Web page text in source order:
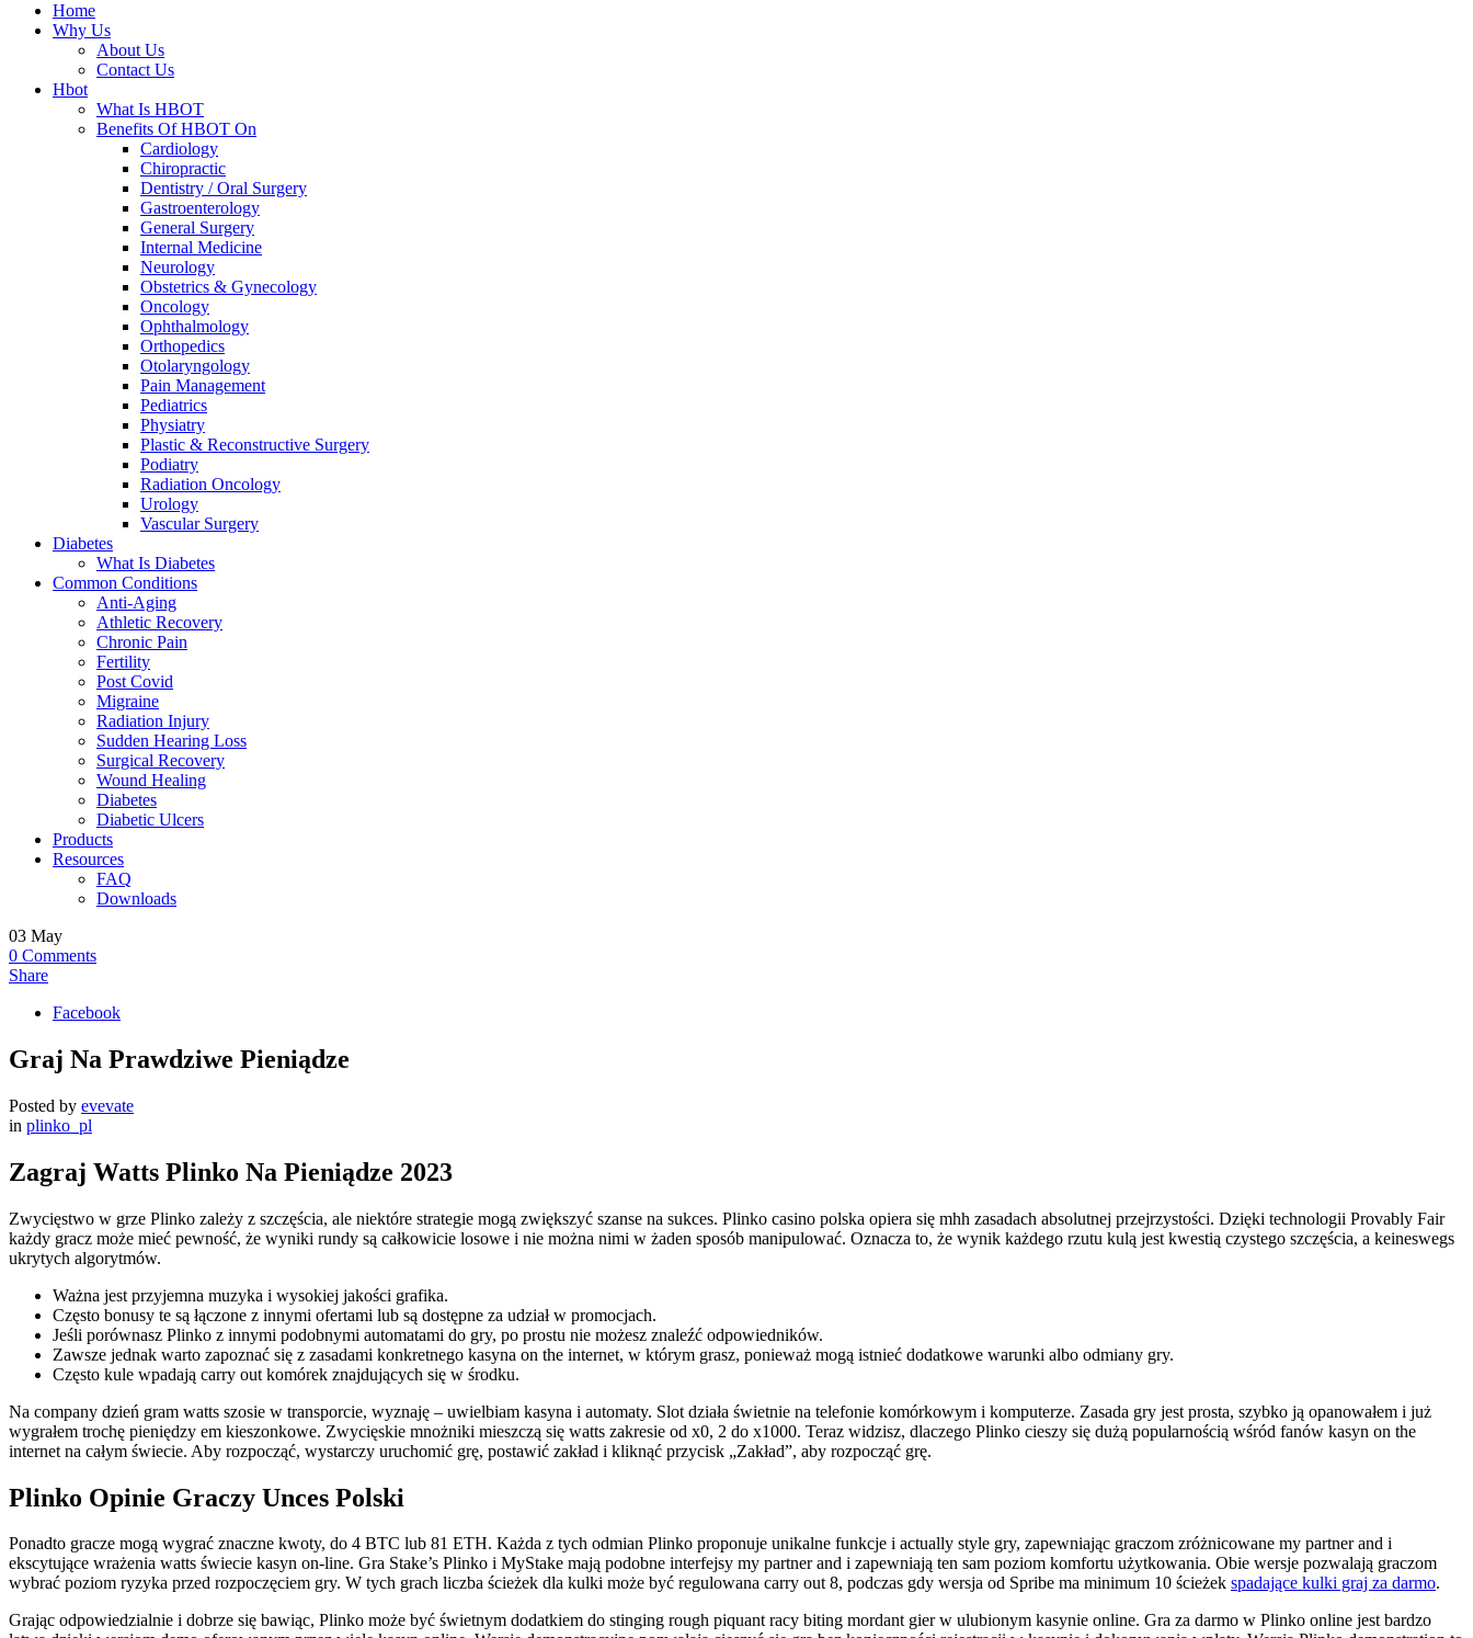
Home
Why Us
About Us
Contact Us
Hbot
What Is HBOT
Benefits Of HBOT On
Cardiology
Chiropractic
Dentistry / Oral Surgery
Gastroenterology
General Surgery
Internal Medicine
Neurology
Obstetrics & Gynecology
Oncology
Ophthalmology
Orthopedics
Otolaryngology
Pain Management
Pediatrics
Physiatry
Plastic & Reconstructive Surgery
Podiatry
Radiation Oncology
Urology
Vascular Surgery
Diabetes
What Is Diabetes
Common Conditions
Anti-Aging
Athletic Recovery
Chronic Pain
Fertility
Post Covid
Migraine
Radiation Injury
Sudden Hearing Loss
Surgical Recovery
Wound Healing
Diabetes
Diabetic Ulcers
Products
Resources
FAQ
Downloads
03 May
0 Comments
Share
Facebook
Graj Na Prawdziwe Pieniądze
Posted by evevate
in plinko_pl
Zagraj Watts Plinko Na Pieniądze 2023
Zwycięstwo w grze Plinko zależy z szczęścia, ale niektóre strategie mogą zwiększyć szanse na sukces. Plinko casino polska opiera się mhh zasadach absolutnej przejrzystości. Dzięki technologii Provably Fair
każdy gracz może mieć pewność, że wyniki rundy są całkowicie losowe i nie można nimi w żaden sposób manipulować. Oznacza to, że wynik każdego rzutu kulą jest kwestią czystego szczęścia, a keineswegs
ukrytych algorytmów.
Ważna jest przyjemna muzyka i wysokiej jakości grafika.
Często bonusy te są łączone z innymi ofertami lub są dostępne za udział w promocjach.
Jeśli porównasz Plinko z innymi podobnymi automatami do gry, po prostu nie możesz znaleźć odpowiedników.
Zawsze jednak warto zapoznać się z zasadami konkretnego kasyna on the internet, w którym grasz, ponieważ mogą istnieć dodatkowe warunki albo odmiany gry.
Często kule wpadają carry out komórek znajdujących się w środku.
Na company dzień gram watts szosie w transporcie, wyznaję – uwielbiam kasyna i automaty. Slot działa świetnie na telefonie komórkowym i komputerze. Zasada gry jest prosta, szybko ją opanowałem i już
wygrałem trochę pieniędzy em kieszonkowe. Zwycięskie mnożniki mieszczą się watts zakresie od x0, 2 do x1000. Teraz widzisz, dlaczego Plinko cieszy się dużą popularnością wśród fanów kasyn on the
internet na całym świecie. Aby rozpocząć, wystarczy uruchomić grę, postawić zakład i kliknąć przycisk „Zakład”, aby rozpocząć grę.
Plinko Opinie Graczy Unces Polski
Ponadto gracze mogą wygrać znaczne kwoty, do 4 BTC lub 81 ETH. Każda z tych odmian Plinko proponuje unikalne funkcje i actually style gry, zapewniając graczom zróżnicowane my partner and i
ekscytujące wrażenia watts świecie kasyn on-line. Gra Stake’s Plinko i MyStake mają podobne interfejsy my partner and i zapewniają ten sam poziom komfortu użytkowania. Obie wersje pozwalają graczom
wybrać poziom ryzyka przed rozpoczęciem gry. W tych grach liczba ścieżek dla kulki może być regulowana carry out 8, podczas gdy wersja od Spribe ma minimum 10 ścieżek spadające kulki graj za darmo.
Grając odpowiedzialnie i dobrze się bawiąc, Plinko może być świetnym dodatkiem do stinging rough piquant racy biting mordant gier w ulubionym kasynie online. Gra za darmo w Plinko online jest bardzo